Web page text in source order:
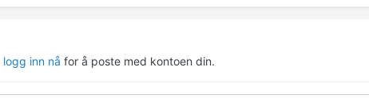
logg inn nå for å poste med kontoen din.